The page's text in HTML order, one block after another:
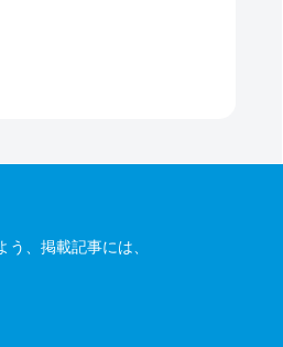
、掲載記事には、